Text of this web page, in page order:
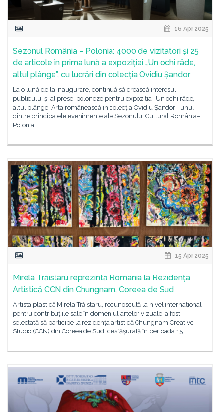
16 Apr 2025
Sezonul România – Polonia: 4000 de vizitatori și 25
de articole în prima lună a expoziției „Un ochi râde,
altul plânge”, cu lucrări din colecția Ovidiu Șandor
La o lună de la inaugurare, continuă să crească interesul
publicului și al presei poloneze pentru expoziția „Un ochi râde,
altul plânge. Arta românească în colecția Ovidiu Șandor”, unul
dintre principalele evenimente ale Sezonului Cultural România–
Polonia
15 Apr 2025
Mirela Trăistaru reprezintă România la Rezidența
Artistică CCN din Chungnam, Coreea de Sud
Artista plastică Mirela Trăistaru, recunoscută la nivel internațional
pentru contribuțiile sale în domeniul artelor vizuale, a fost
selectată să participe la rezidența artistică Chungnam Creative
Studio (CCN) din Coreea de Sud, desfășurată în perioada 15